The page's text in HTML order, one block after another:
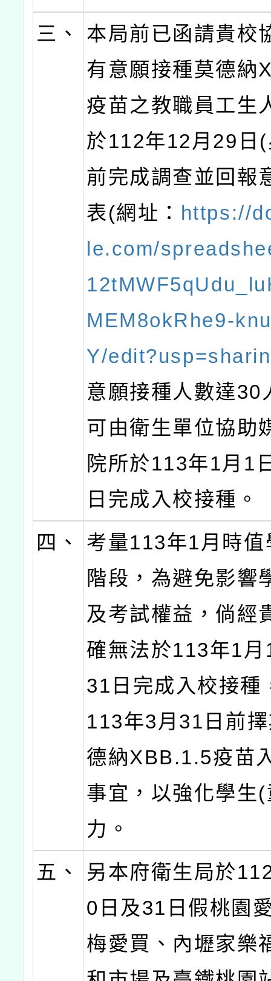
三、
本局前已函請貴校
有意願接種莫德納
疫苗之教職員工生
於112年12月29日
前完成調查並回報
表(網址： https://
le.com/
MEM8okRhe9-
Y/
意願接種人數達30
可由衛生單位協助
院所於113年1月1
日完成入校接種。
四、
考量113年1月時值
階段，為避免影響
及考試權益，倘經
確無法於113年1
31日完成入校接種
113年3月31日前
德納XBB.1.5疫苗
事宜，以強化學生
力。
五、
另本府衛生局於
0日及31日假桃園
梅愛買、內壢家樂